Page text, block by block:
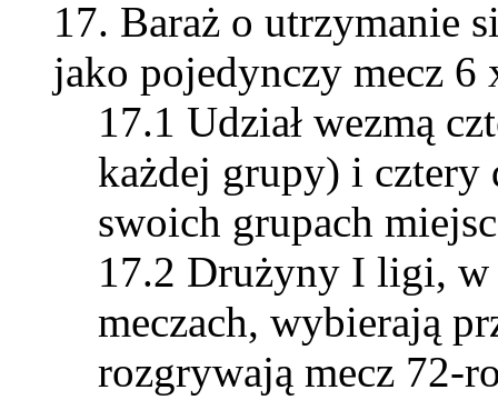
Baraż o utrzymanie
jako pojedynczy mecz 6
Udział wezmą
każdej grupy) i
swoich grupach
Drużyny I ligi, w
meczach, wybierają
rozgrywają mecz 72-